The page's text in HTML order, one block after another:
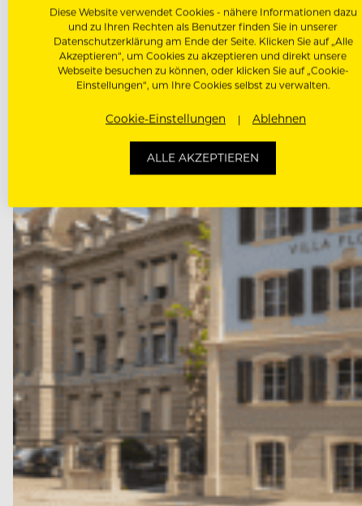
Diese Website verwendet Cookies - nähere Informationen dazu
und zu Ihren Rechten als Benutzer finden Sie in unserer
Datenschutzerklärung am Ende der Seite. Klicken Sie auf „Alle
Akzeptieren“, um Cookies zu akzeptieren und direkt unsere
Webseite besuchen zu können, oder klicken Sie auf „Cookie-
Einstellungen“, um Ihre Cookies selbst zu verwalten.
Cookie-Einstellungen Ablehnen
ALLE AKZEPTIEREN